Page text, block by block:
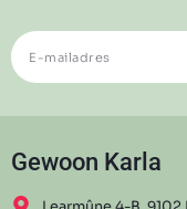
Gewoon Karla